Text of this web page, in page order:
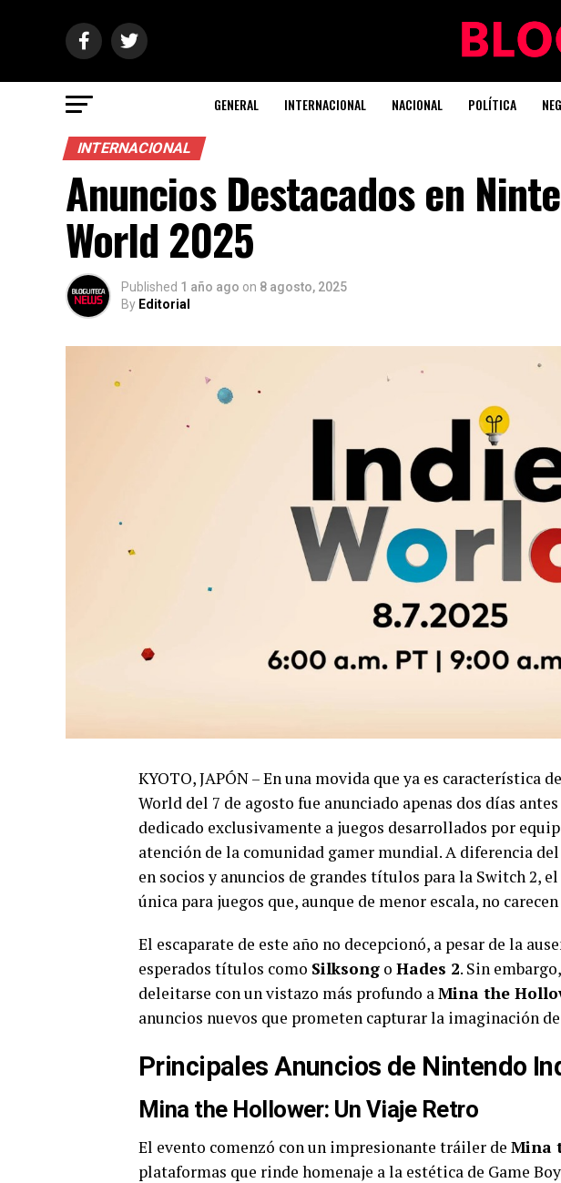
GENERAL INTERNACIONAL NACIONAL POLÍTICA
INTERNACIONAL
Anuncios Destacados en
World 2025
Published 1 año ago on 8 agosto, 2025
By Editorial
KYOTO, JAPÓN – En una movida que ya es característica
World del 7 de agosto fue anunciado apenas dos días
dedicado exclusivamente a juegos desarrollados por
atención de la comunidad gamer mundial. A diferencia
en socios y anuncios de grandes títulos para la Switch 2,
única para juegos que, aunque de menor escala, no
El escaparate de este año no decepcionó, a pesar de la
esperados títulos como Silksong o Hades 2. Sin
deleitarse con un vistazo más profundo a Mina the
anuncios nuevos que prometen capturar la imaginación
Principales Anuncios de Nintendo
Mina the Hollower: Un Viaje Retro
El evento comenzó con un impresionante tráiler de Mina
plataformas que rinde homenaje a la estética de Game